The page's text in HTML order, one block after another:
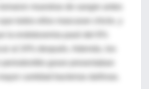
muestras de sangre antes
cantidad bacterias dañinas.